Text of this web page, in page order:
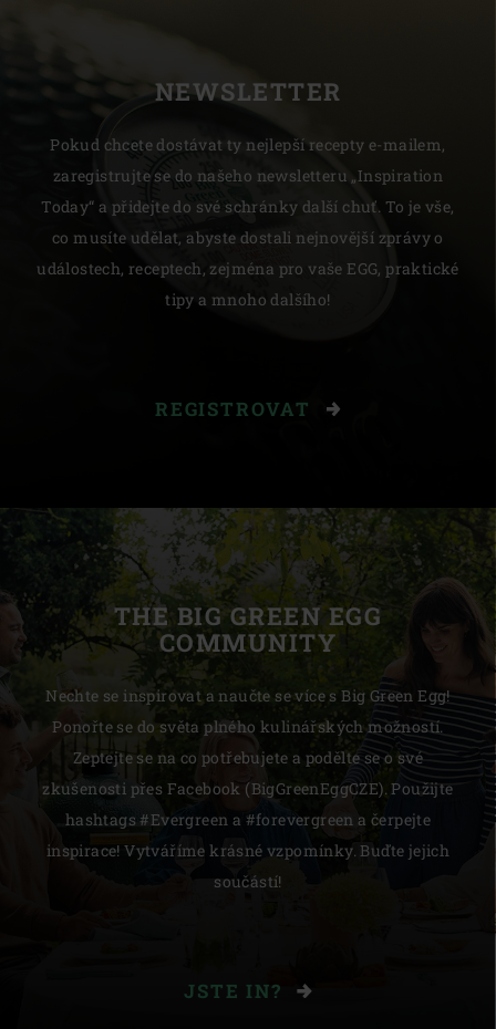
NEWSLETTER
Pokud chcete dostávat ty nejlepší recepty e-mailem,
zaregistrujte se do našeho newsletteru „Inspiration
Today“ a přidejte do své schránky další chuť. To je vše,
co musíte udělat, abyste dostali nejnovější zprávy o
událostech, receptech, zejména pro vaše EGG, praktické
tipy a mnoho dalšího!
REGISTROVAT
THE BIG GREEN EGG
COMMUNITY
Nechte se inspirovat a naučte se více s Big Green Egg!
Ponořte se do světa plného kulinářských možností.
Zeptejte se na co potřebujete a podělte se o své
zkušenosti přes Facebook (BigGreenEggCZE). Použijte
hashtags #Evergreen a #forevergreen a čerpejte
inspirace! Vytváříme krásné vzpomínky. Buďte jejich
součástí!
JSTE IN?